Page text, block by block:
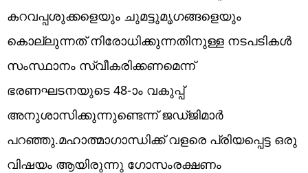
കറവപ്പശുക്കളെയും ചുമട്ടുമൃഗങ്ങളെയും
കൊല്ലുന്നത് നിരോധിക്കുന്നതിനുള്ള നടപടികൾ
സംസ്ഥാനം സ്വീകരിക്കണമെന്ന്
ഭരണഘടനയുടെ 48-ാം വകുപ്പ്
അനുശാസിക്കുന്നുണ്ടെന്ന് ജഡ്ജിമാർ
പറഞ്ഞു.മഹാത്മാഗാന്ധിക്ക് വളരെ പ്രിയപ്പെട്ട ഒരു
വിഷയം ആയിരുന്നു ഗോസംരക്ഷണം